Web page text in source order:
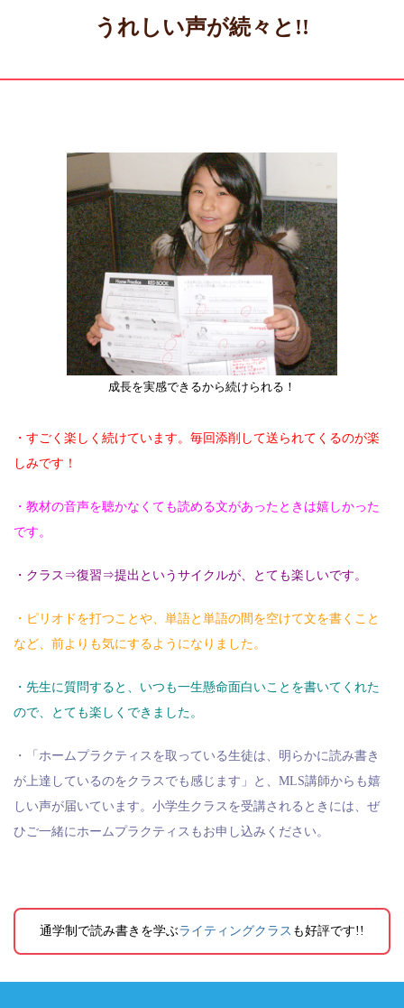
うれしい声が続々と!!
成長を実感できるから続けられる！
・すごく楽しく続けています。毎回添削して送られてくるのが楽
しみです！
・教材の音声を聴かなくても読める文があったときは嬉しかった
です。
・クラス⇒復習⇒提出というサイクルが、とても楽しいです。
・ピリオドを打つことや、単語と単語の間を空けて文を書くこと
など、前よりも気にするようになりました。
・先生に質問すると、いつも一生懸命面白いことを書いてくれた
ので、とても楽しくできました。
・「ホームプラクティスを取っている生徒は、明らかに読み書き
が上達しているのをクラスでも感じます」と、MLS講師からも嬉
しい声が届いています。小学生クラスを受講されるときには、ぜ
ひご一緒にホームプラクティスもお申し込みください。
通学制で読み書きを学ぶライティングクラス も好評です!!